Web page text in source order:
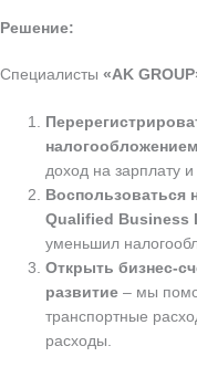
Решение:
Специалисты «AK
доход на зарплату
Воспользоваться
Qualified Business
уменьшил
Открыть бизнес-
развитие – мы
транспортные
расходы.